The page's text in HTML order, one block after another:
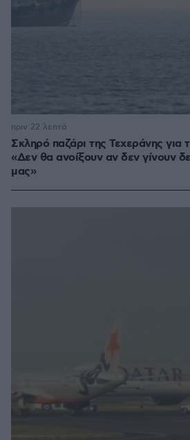
Σκληρό παζάρι της Τεχεράνης
«Δεν θα ανοίξουν αν δεν γίνουν
μας»
πριν 22 λεπτά